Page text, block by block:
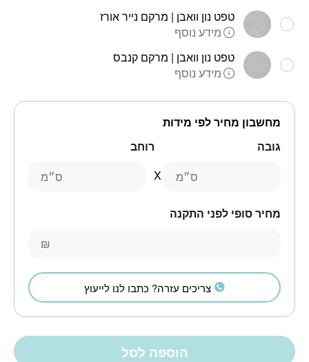
טפט נון וואבן | מרקם נייר אורז
מידע נוסף
טפט נון וואבן | מרקם קנבס
מידע נוסף
מחשבון מחיר לפי מידות
גובה
ס״מ
רוחב
ס״מ
מחיר סופי לפני התקנה
₪
צריכים עזרה? כתבו לנו לייעוץ
הוספה לסל